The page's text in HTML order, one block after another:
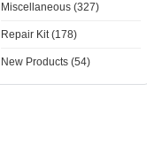
Miscellaneous (327)
Repair Kit (178)
New Products (54)